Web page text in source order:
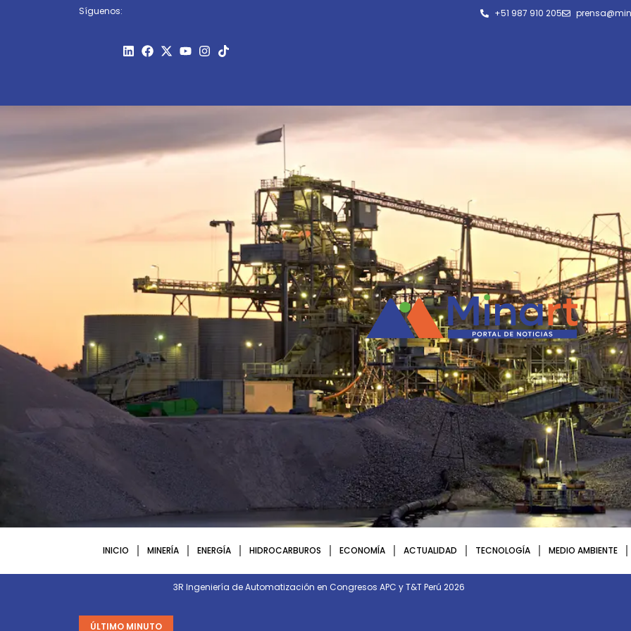
Síguenos: +51 987 910 205
INICIO MINERÍA ENERGÍA HIDROCARBUROS ECONOMÍA ACTUALIDAD TECNOLOGÍA MEDIO AMBIENTE
ÚLTIMO MINUTO
3R Ingeniería de Automatización en Congresos APC y T&T Perú 2026